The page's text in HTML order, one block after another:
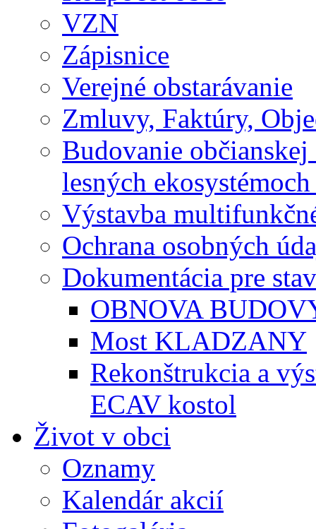
VZN
Zápisnice
Verejné obstarávanie
Zmluvy, Faktúry,
Budovanie
lesných
Výstavba
Ochrana osobných
Dokumentácia pre
OBNOVA
Most KLADZANY
Rekonštrukcia a
ECAV kostol
Život v obci
Oznamy
Kalendár akcií